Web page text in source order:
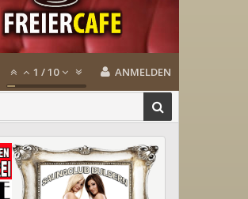
1 /10 ANMELDEN